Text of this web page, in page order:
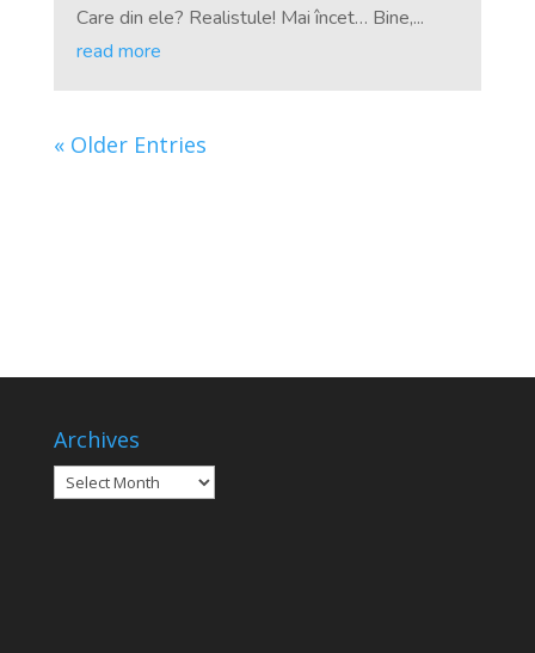
Care din ele? Realistule! Mai încet… Bine,...
read more
« Older Entries
Archives
Archives